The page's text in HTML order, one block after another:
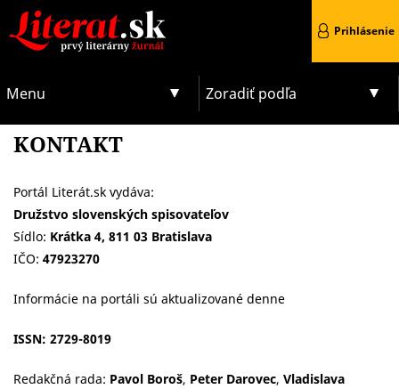
Menu Zoradiť podľa
Prihlásenie
KONTAKT
Portál Literát.sk vydáva:
Družstvo slovenských spisovateľov
Sídlo: Krátka 4, 811 03 Bratislava
IČO: 47923270
Informácie na portáli sú aktualizované denne
ISSN: 2729-8019
Redakčná rada: Pavol Boroš, Peter Darovec, Vladislava